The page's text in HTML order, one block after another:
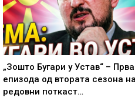
„Зошто Бугари у Устав“ – Прва
епизода од втората сезона на
редовни поткаст…